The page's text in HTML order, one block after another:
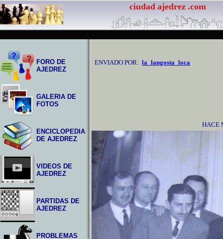
ciudad ajedrez .com
FORO DE
AJEDREZ
GALERIA DE
FOTOS
ENCICLOPEDIA
DE AJEDREZ
VIDEOS DE
AJEDREZ
PARTIDAS DE
AJEDREZ
PROBLEMAS
ENVIADO POR: la_langosta_loca
HACE